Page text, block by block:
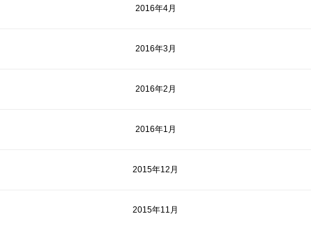
2016年4月
2016年3月
2016年2月
2016年1月
2015年12月
2015年11月